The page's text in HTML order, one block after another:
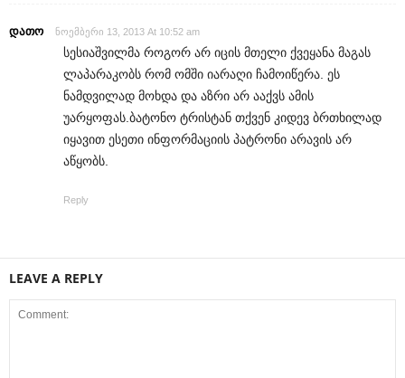
დათო ნოემბერი 13, 2013 At 10:52 am
სესიაშვილმა როგორ არ იცის მთელი ქვეყანა მაგას
ლაპარაკობს რომ ომში იარაღი ჩამოიწერა. ეს
ნამდვილად მოხდა და აზრი არ ააქვს ამის
უარყოფას.ბატონო ტრისტან თქვენ კიდევ ბრთხილად
იყავით ესეთი ინფორმაციის პატრონი არავის არ
აწყობს.
Reply
LEAVE A REPLY